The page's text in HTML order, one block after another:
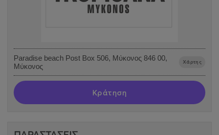
Paradise beach Post Box 506, Μύκονος 846 00,
Μύκονος
Χάρτης
Κράτηση